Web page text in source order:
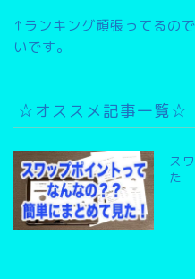
↑ランキング頑張ってるの
いです。
☆オススメ記事一覧☆
ス
た